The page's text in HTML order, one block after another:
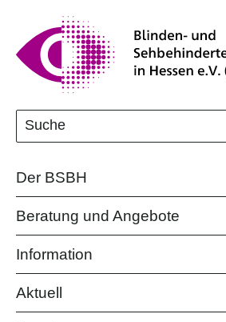
Der BSBH
Beratung und Angebote
Information
Aktuell